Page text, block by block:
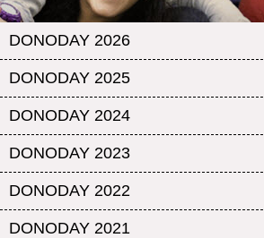
DONODAY 2026
DONODAY 2025
DONODAY 2024
DONODAY 2023
DONODAY 2022
DONODAY 2021